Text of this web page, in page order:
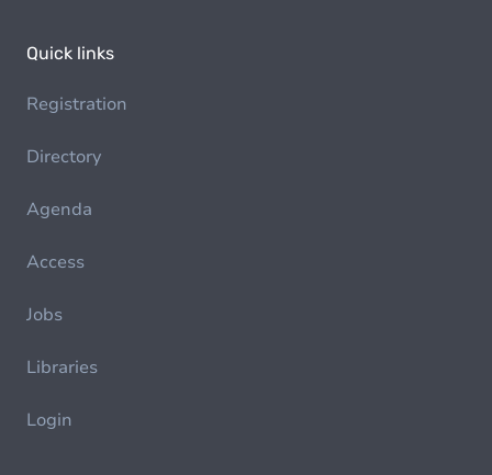
Quick links
Registration
Directory
Agenda
Access
Jobs
Libraries
Login